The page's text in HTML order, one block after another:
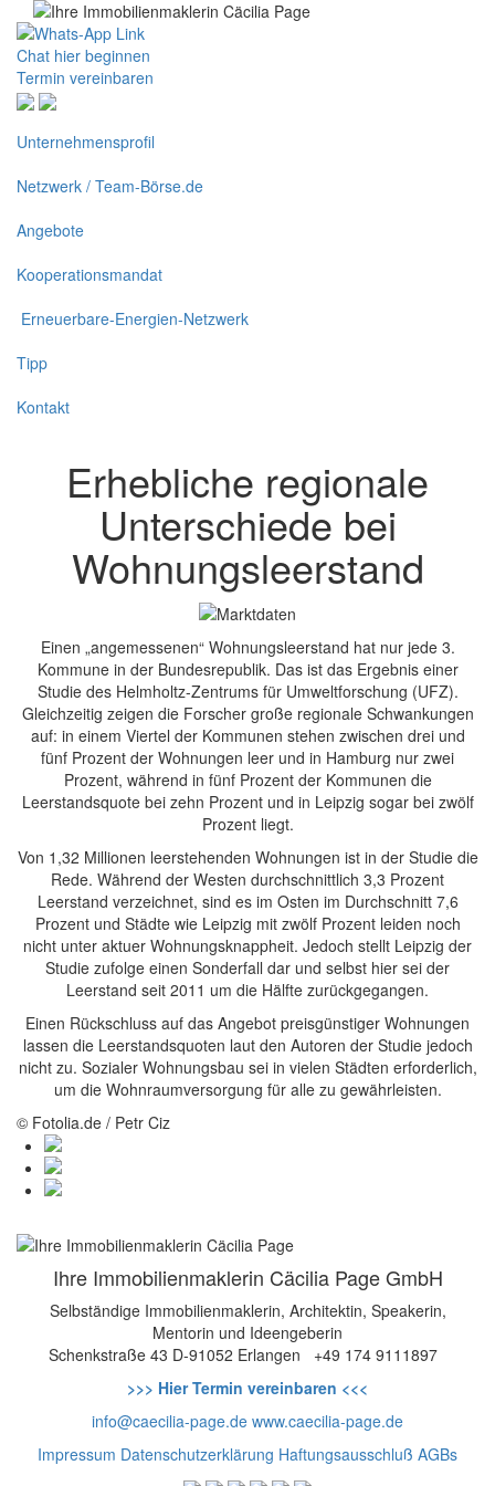
Chat hier beginnen
Termin vereinbaren
Unternehmensprofil
Netzwerk / Team-Börse.de
Angebote
Kooperationsmandat
Erneuerbare-Energien-Netzwerk
Tipp
Kontakt
Erhebliche regionale
Unterschiede bei
Wohnungsleerstand
Einen „angemessenen“ Wohnungsleerstand hat nur jede 3.
Kommune in der Bundesrepublik. Das ist das Ergebnis einer
Studie des Helmholtz-Zentrums für Umweltforschung (UFZ).
Gleichzeitig zeigen die Forscher große regionale Schwankungen
auf: in einem Viertel der Kommunen stehen zwischen drei und
fünf Prozent der Wohnungen leer und in Hamburg nur zwei
Prozent, während in fünf Prozent der Kommunen die
Leerstandsquote bei zehn Prozent und in Leipzig sogar bei zwölf
Prozent liegt.
Von 1,32 Millionen leerstehenden Wohnungen ist in der Studie die
Rede. Während der Westen durchschnittlich 3,3 Prozent
Leerstand verzeichnet, sind es im Osten im Durchschnitt 7,6
Prozent und Städte wie Leipzig mit zwölf Prozent leiden noch
nicht unter aktuer Wohnungsknappheit. Jedoch stellt Leipzig der
Studie zufolge einen Sonderfall dar und selbst hier sei der
Leerstand seit 2011 um die Hälfte zurückgegangen.
Einen Rückschluss auf das Angebot preisgünstiger Wohnungen
lassen die Leerstandsquoten laut den Autoren der Studie jedoch
nicht zu. Sozialer Wohnungsbau sei in vielen Städten erforderlich,
um die Wohnraumversorgung für alle zu gewährleisten.
© Fotolia.de / Petr Ciz
Ihre Immobilienmaklerin Cäcilia Page GmbH
Selbständige Immobilienmaklerin, Architektin, Speakerin,
Mentorin und Ideengeberin
Schenkstraße 43 D-91052 Erlangen
+49 174 9111897
>>> Hier Termin vereinbaren <<<
info@caecilia-page.de www.caecilia-page.de
Impressum Datenschutzerklärung Haftungsausschluß AGBs